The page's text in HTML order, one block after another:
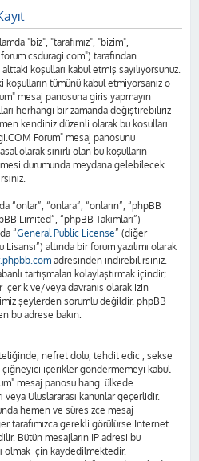
"biz", "tarafımız", "bizim",
tarafından
koşulları kabul etmiş sayılıyorsunuz.
koşulların tümünü kabul etmiyorsanız o
mesaj panosuna giriş yapmayın
herhangi bir zamanda değiştirebiliriz
kendiniz düzenli olarak bu koşulları
Forum" mesaj panosunu
olarak sınırlı olan bu koşulların
durumunda meydana gelebilecek
“onlar”, “onlara”, “onların”, “phpBB
Limited”, “phpBB Takımları”)
“General Public License” (diğer
altında bir forum yazılımı olarak
adresinden indirebilirsiniz.
tartışmaları kolaylaştırmak içindir;
ve/veya davranış olarak izin
şeylerden sorumlu değildir. phpBB
bu adrese bakın:
nefret dolu, tehdit edici, sekse
çiğneyici içerikler göndermemeyi kabul
mesaj panosu hangi ülkede
veya Uluslararası kanunlar geçerlidir.
hemen ve süresizce mesaj
tarafımızca gerekli görülürse İnternet
Bütün mesajların IP adresi bu
olmak için kaydedilmektedir.